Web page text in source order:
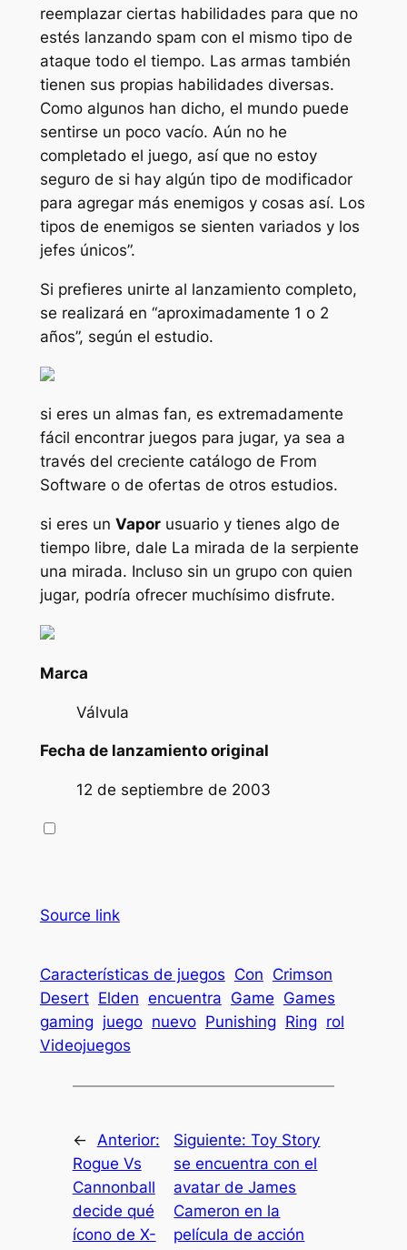
reemplazar ciertas habilidades para que no
estés lanzando spam con el mismo tipo de
ataque todo el tiempo. Las armas también
tienen sus propias habilidades diversas.
Como algunos han dicho, el mundo puede
sentirse un poco vacío. Aún no he
completado el juego, así que no estoy
seguro de si hay algún tipo de modificador
para agregar más enemigos y cosas así. Los
tipos de enemigos se sienten variados y los
jefes únicos”.
Si prefieres unirte al lanzamiento completo,
se realizará en “aproximadamente 1 o 2
años”, según el estudio.
si eres un almas fan, es extremadamente
fácil encontrar juegos para jugar, ya sea a
través del creciente catálogo de From
Software o de ofertas de otros estudios.
si eres un Vaporusuario y tienes algo de
tiempo libre, dale La mirada de la serpiente
una mirada. Incluso sin un grupo con quien
jugar, podría ofrecer muchísimo disfrute.
Marca
Válvula
Fecha de lanzamiento original
12 de septiembre de 2003
Source link
Características de juegos Con Crimson
Desert Elden encuentra Game Games
gaming juego nuevo Punishing Ring rol
Videojuegos
←
Anterior:
Rogue Vs
Cannonball
decide qué
ícono de X-
Siguiente:Toy Story
se encuentra con el
avatar de James
Cameron en la
película de acción